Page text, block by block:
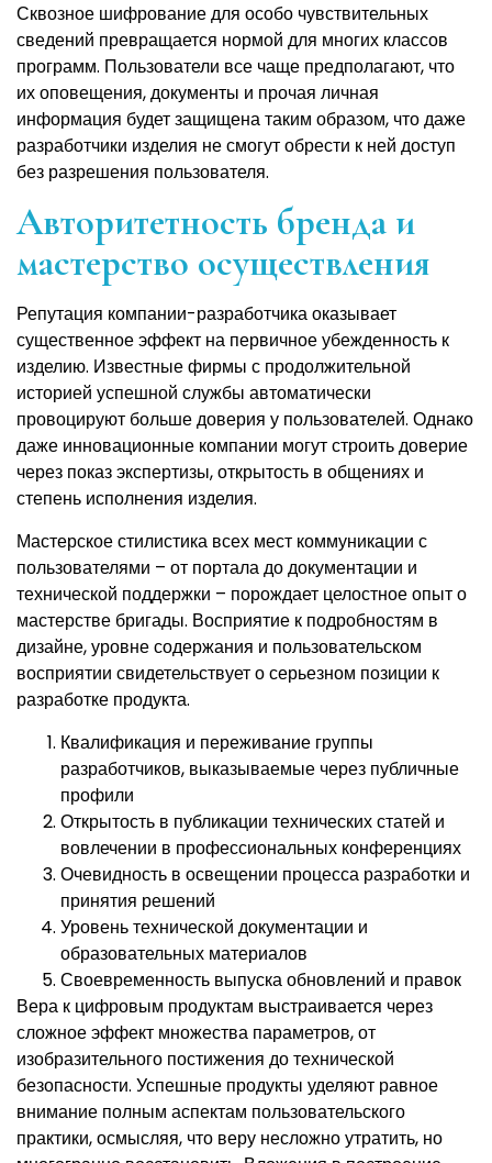
Сквозное шифрование для особо чувствительных
сведений превращается нормой для многих классов
программ. Пользователи все чаще предполагают, что
их оповещения, документы и прочая личная
информация будет защищена таким образом, что даже
разработчики изделия не смогут обрести к ней доступ
без разрешения пользователя.
Авторитетность бренда и
мастерство осуществления
Репутация компании-разработчика оказывает
существенное эффект на первичное убежденность к
изделию. Известные фирмы с продолжительной
историей успешной службы автоматически
провоцируют больше доверия у пользователей. Однако
даже инновационные компании могут строить доверие
через показ экспертизы, открытость в общениях и
степень исполнения изделия.
Мастерское стилистика всех мест коммуникации с
пользователями – от портала до документации и
технической поддержки – порождает целостное опыт о
мастерстве бригады. Восприятие к подробностям в
дизайне, уровне содержания и пользовательском
восприятии свидетельствует о серьезном позиции к
разработке продукта.
Квалификация и переживание группы
разработчиков, выказываемые через публичные
профили
Открытость в публикации технических статей и
вовлечении в профессиональных конференциях
Очевидность в освещении процесса разработки и
принятия решений
Уровень технической документации и
образовательных материалов
Своевременность выпуска обновлений и правок
Вера к цифровым продуктам выстраивается через
сложное эффект множества параметров, от
изобразительного постижения до технической
безопасности. Успешные продукты уделяют равное
внимание полным аспектам пользовательского
практики, осмысляя, что веру несложно утратить, но